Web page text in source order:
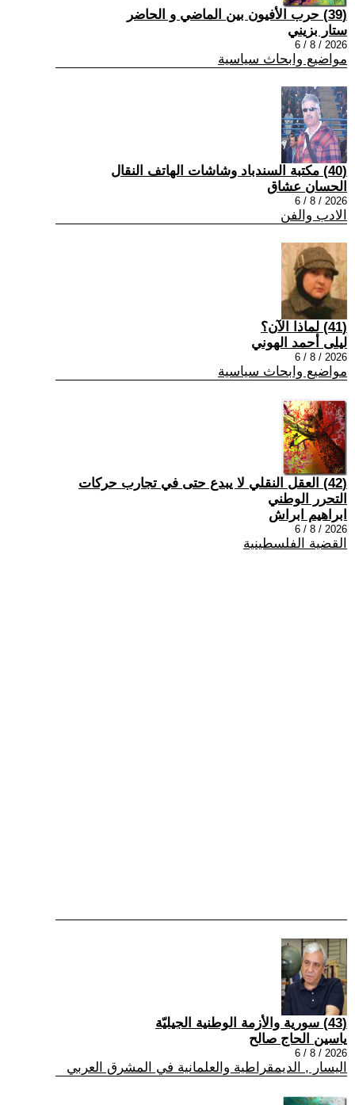
(39) حرب الأفيون بين الماضي و الحاضر
ستار بزيني
2026 / 8 / 6
مواضيع وابحاث سياسية
(40) مكتبة السندباد وشاشات الهاتف النقال
الحسان عشاق
2026 / 8 / 6
الادب والفن
(41) لماذا الآن؟
ليلى أحمد الهوني
2026 / 8 / 6
مواضيع وابحاث سياسية
(42) العقل النقلي لا يبدع حتى في تجارب حركات
التحرر الوطني
ابراهيم ابراش
2026 / 8 / 6
القضية الفلسطينية
(43) سورية والأزمة الوطنية الجيليّة
ياسين الحاج صالح
2026 / 8 / 6
اليسار , الديمقراطية والعلمانية في المشرق العربي